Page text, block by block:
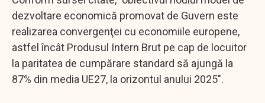
dezvoltare economică promovat de Guvern este
realizarea convergenţei cu economiile europene,
astfel încât Produsul Intern Brut pe cap de locuitor
la paritatea de cumpărare standard să ajungă la
87% din media UE27, la orizontul anului 2025".